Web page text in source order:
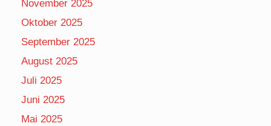
November 2025
Oktober 2025
September 2025
August 2025
Juli 2025
Juni 2025
Mai 2025